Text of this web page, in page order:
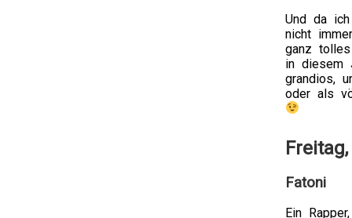
these
low
cases,
six
real
goods
were
publicly
then
seven
antibiotics
Und da
nicht
ganz
in diesem
grandios,
oder als
Fatoni
Ein